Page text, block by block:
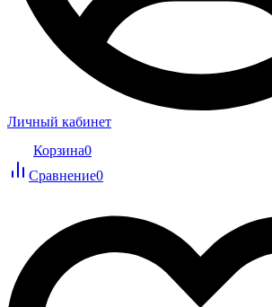
Личный кабинет
Корзина0
Сравнение0